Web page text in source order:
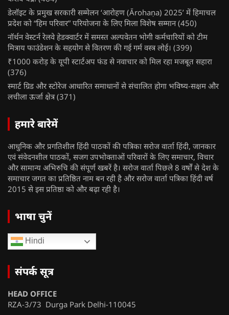
डेलॉइट के प्रमुख सरकारी सम्मेलन ‘आरोहण (Ārohaṇa) 2025’ में हिमाचल
प्रदेश को “हिम परिवार” परियोजना के लिए मिला विशेष सम्मान (450)
नॉर्थन वेस्टर्न रेलवे हेडक्वार्टर में समस्त अल्पवेतन भोगी कर्मचारियों को टीम
मित्राय फाउंडेशन के सहयोग से वितरण की गई गर्म वस्त्र लोई। (399)
₹1000 करोड़ के यूपी स्टार्टअप फंड से नवाचार को मिल रहा मजबूत सहारा
(376)
स्मार्ट ग्रिड और स्टोरेज आधारित समाधानों से संचालित होगा भविष्य-सक्षम और
लचीला ऊर्जा क्षेत्र (371)
हमारे बारेमें
आधुनिक और प्रगतिशील हिंदी पाठकों की पत्रिका सरोज वार्ता हिंदी, जानकार
एवं संवेदनशील पाठकों, सजग उपभोक्ताओं परिवारों के लिए समाचार, विचार
और सामान्य अभिरुचि की संपूर्ण खबरें है। सरोज वार्ता पिछले 8 वर्षों से देश के
समाचार जगत का प्रतिष्ठित नाम बन रही है और सरोज वार्ता पत्रिका हिंदी वर्ष
2015 से इस प्रतिष्ठा को और बढ़ा रही है।
भाषा चुनें
Hindi
संपर्क सूत्र
HEAD OFFICE
RZA-3/73 Durga Park Delhi-110045